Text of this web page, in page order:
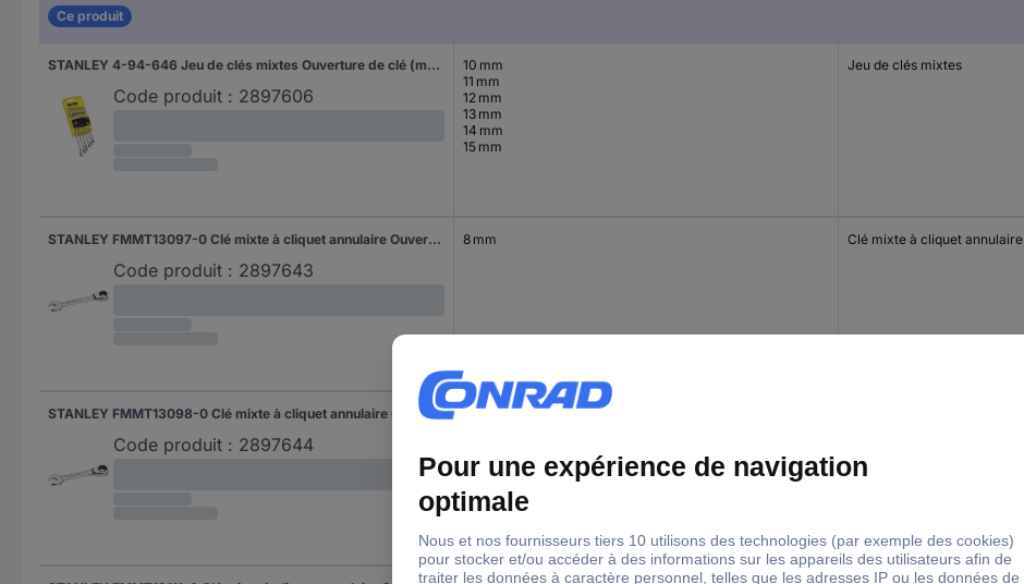
Ce produit
STANLEY 4-94-646 Jeu de clés mixtes Ouverture de clé (métrique) 10 - 15 mm
Code produit : 2897606
10 mm
11 mm
12 mm
13 mm
14 mm
15 mm
Jeu de clés mixtes
STANLEY FMMT13097-0 Clé mixte à cliquet annulaire Ouverture de clé (métrique) 8 mm
Code produit : 2897643
8 mm Clé mixte à cliquet annulaire
STANLEY FMMT13098-0 Clé mixte à cliquet annulaire Ouverture de clé (métrique) 10 mm
Code produit : 2897644
10 mm